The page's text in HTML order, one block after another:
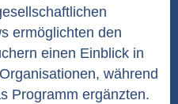
ermöglichten den
einen Einblick in
während
Programm ergänzten.